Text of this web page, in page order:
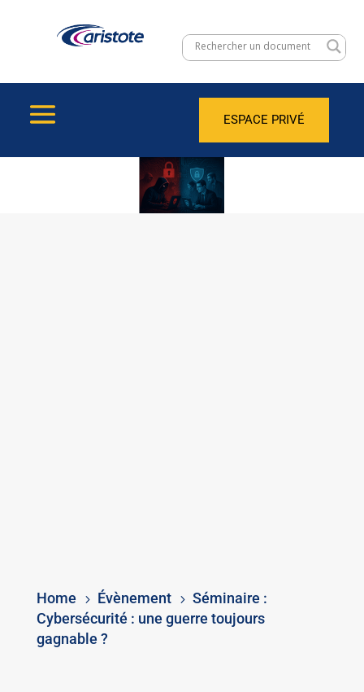
ESPACE PRIVÉ
Home 5 Évènement 5 Séminaire :
Cybersécurité : une guerre toujours
gagnable ?